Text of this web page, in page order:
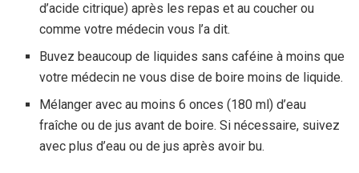
d’acide citrique) après les repas et au coucher ou
comme votre médecin vous l’a dit.
Buvez beaucoup de liquides sans caféine à moins que
votre médecin ne vous dise de boire moins de liquide.
Mélanger avec au moins 6 onces (180 ml) d’eau
fraîche ou de jus avant de boire. Si nécessaire, suivez
avec plus d’eau ou de jus après avoir bu.